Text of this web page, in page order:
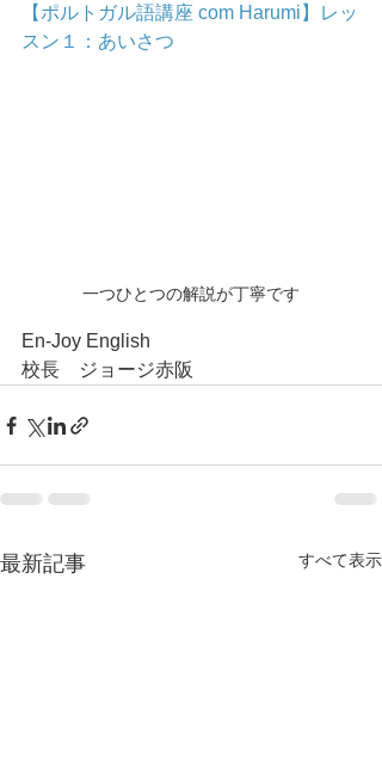
【ポルトガル語講座 com Harumi】レッ
スン１：あいさつ
一つひとつの解説が丁寧です
En-Joy English
校長　ジョージ赤阪
最新記事 すべて表示